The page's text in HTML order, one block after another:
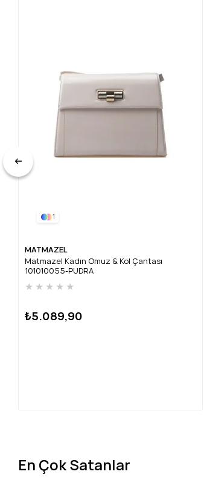
1
MATMAZEL
Matmazel Kadın Omuz & Kol Çantası
101010055-PUDRA
★ ★ ★ ★ ★
₺5.089,90
En Çok Satanlar